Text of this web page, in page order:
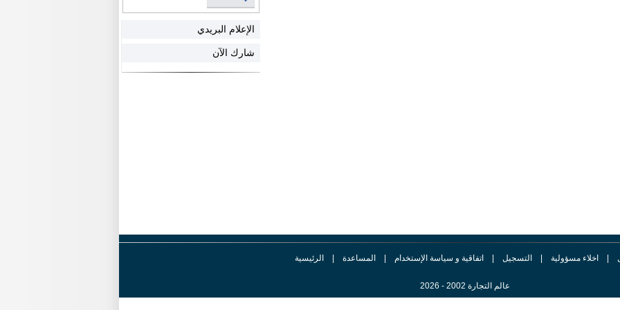
الإعلام البريدي
شارك الآن
اخلاء مسؤولية التسجيل اتفاقية و سياسة الإستخدام المساعدة الرئيسية
عالم التجارة 2002 - 2026